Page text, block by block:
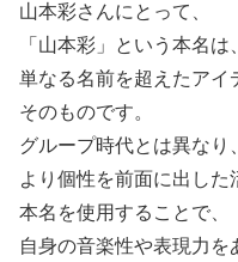
山本彩さんにとって、
「山本彩」という本名は、
単なる名前を超えたアイ
そのものです。
グループ時代とは異なり、
より個性を前面に出した
本名を使用することで、
自身の音楽性や表現力を